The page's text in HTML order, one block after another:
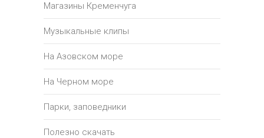
Магазины Кременчуга
Музыкальные клипы
На Азовском море
На Черном море
Парки, заповедники
Полезно скачать